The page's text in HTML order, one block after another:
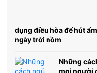
dụng điều hòa để hút
ngày trời nồm
Những
mọi người